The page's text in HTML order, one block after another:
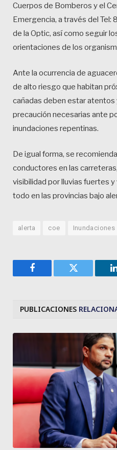
Cuerpos de Bomberos y el
Emergencia, a través del
de la Optic, así como seguir
orientaciones de los
Ante la ocurrencia de
de alto riesgo que habitan
cañadas deben estar atentos
precaución necesarias ante
inundaciones repentinas.
De igual forma, se
conductores en las
visibilidad por lluvias fuertes
todo en las provincias bajo
alerta coe Inundaciones
Facebook Twitter
PUBLICACIONES